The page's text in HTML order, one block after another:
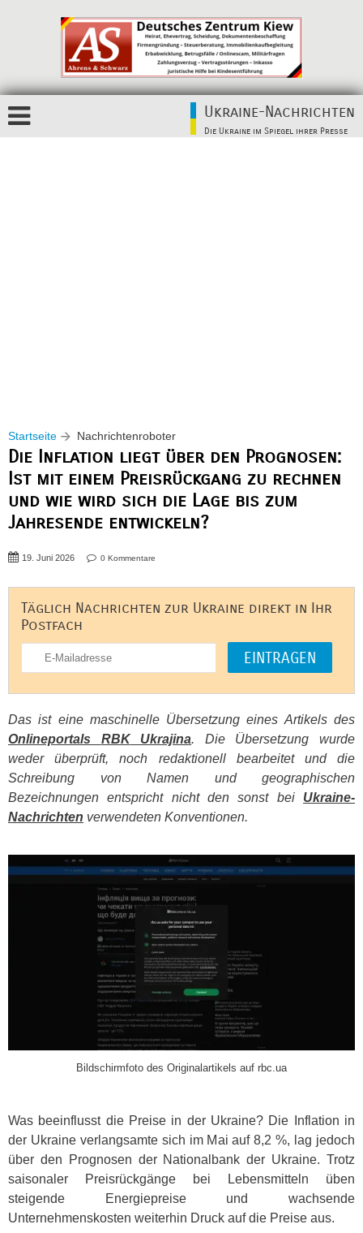
Ukraine-Nachrichten
Die Ukraine im Spiegel ihrer Presse
Startseite Nachrichtenroboter
Die Inflation liegt über den Prognosen:
Ist mit einem Preisrückgang zu rechnen
und wie wird sich die Lage bis zum
Jahresende entwickeln?
19. Juni 2026 0 Kommentare
Täglich Nachrichten zur Ukraine direkt in Ihr
Postfach
Das ist eine maschinelle Übersetzung eines Artikels des
Onlineportals RBKUkrajina. Die Übersetzung wurde
weder überprüft, noch redaktionell bearbeitet und die
Schreibung von Namen und geographischen
Bezeichnungen entspricht nicht den sonst bei Ukraine-
Nachrichten verwendeten Konventionen.
Bildschirmfoto des Originalartikels auf rbc.ua
Was beeinflusst die Preise in der Ukraine? Die Inflation in
der Ukraine verlangsamte sich im Mai auf 8,2 %, lag jedoch
über den Prognosen der Nationalbank der Ukraine. Trotz
saisonaler Preisrückgänge bei Lebensmitteln üben
steigende Energiepreise und wachsende
Unternehmenskosten weiterhin Druck auf die Preise aus.